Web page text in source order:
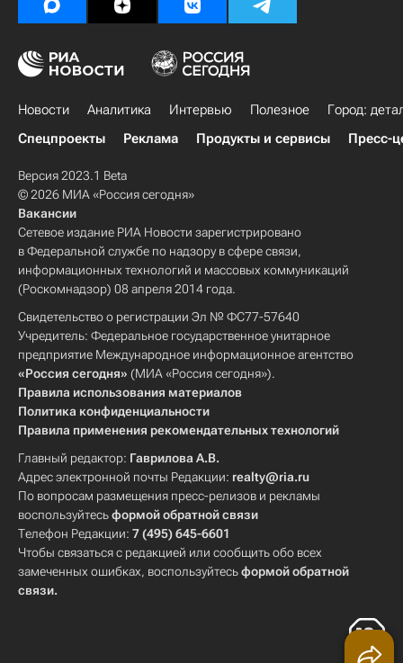
Новости Аналитика Интервью Полезное
Город:
Спецпроекты
Реклама Продукты и сервисы Пресс-
Версия 2023.1 Beta
© 2026 МИА «Россия сегодня»
Вакансии
Сетевое издание РИА Новости зарегистрировано
в Федеральной службе по надзору в сфере связи,
информационных технологий и массовых коммуникаций
(Роскомнадзор) 08 апреля 2014 года.
Свидетельство о регистрации Эл № ФС77-57640
Учредитель: Федеральное государственное унитарное
предприятие Международное информационное агентство
«Россия сегодня» (МИА «Россия сегодня»).
Правила использования материалов
Политика конфиденциальности
Правила применения рекомендательных технологий
Главный редактор: Гаврилова А.В.
Адрес электронной почты Редакции: realty@ria.ru
По вопросам размещения пресс-релизов и рекламы
воспользуйтесьформой обратной связи
Телефон Редакции: 7 (495) 645-6601
Чтобы связаться с редакцией или сообщить обо всех
замеченных ошибках, воспользуйтесьформой обратной
связи.